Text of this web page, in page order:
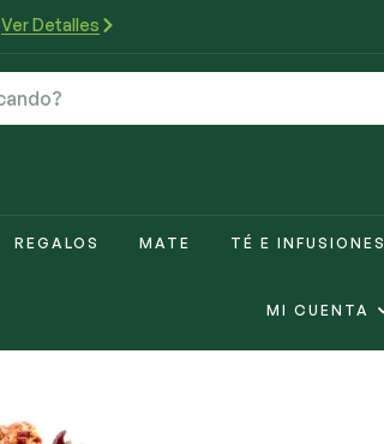
Ver Detalles
REGALOS MATE TÉ E INFUSIONES
MI CUENTA